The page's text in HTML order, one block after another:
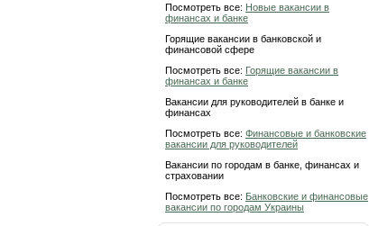
Посмотреть все: Новые вакансии в
финансах и банке
Горящие вакансии в банковской и
финансовой сфере
Посмотреть все: Горящие вакансии в
финансах и банке
Вакансии для руководителей в банке и
финансах
Посмотреть все: Финансовые и банковские
вакансии для руководителей
Вакансии по городам в банке, финансах и
страховании
Посмотреть все: Банковские и финансовые
вакансии по городам Украины